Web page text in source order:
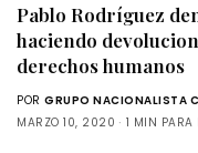
Pablo Rodríguez
haciendo
derechos humanos
POR GRUPO NACIONALISTA
MARZO 10, 2020
1 MIN PARA